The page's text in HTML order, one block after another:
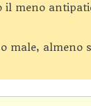
meno
male, almeno